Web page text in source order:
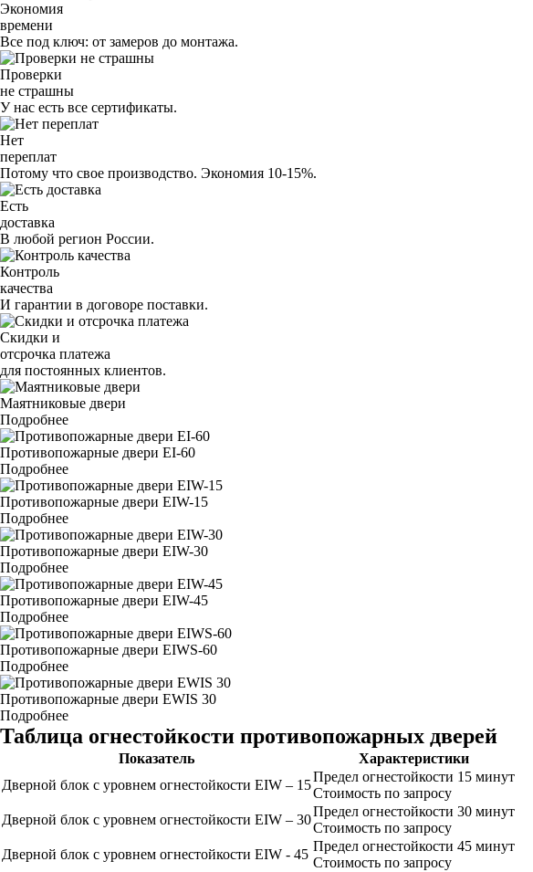
Экономия
времени
Все под ключ: от замеров до монтажа.
Проверки
не страшны
У нас есть все сертификаты.
Нет
переплат
Потому что свое производство. Экономия 10-15%.
Есть
доставка
В любой регион России.
Контроль
качества
И гарантии в договоре поставки.
Скидки и
отсрочка платежа
для постоянных клиентов.
Маятниковые двери
Подробнее
Противопожарные двери EI-60
Подробнее
Противопожарные двери EIW-15
Подробнее
Противопожарные двери EIW-30
Подробнее
Противопожарные двери EIW-45
Подробнее
Противопожарные двери EIWS-60
Подробнее
Противопожарные двери EWIS 30
Подробнее
Таблица огнестойкости противопожарных дверей
Показатель
Характеристики
Дверной блок с уровнем огнестойкости EIW – 15
Предел огнестойкости 15 минут
Стоимость по запросу
Дверной блок с уровнем огнестойкости EIW – 30
Предел огнестойкости 30 минут
Стоимость по запросу
Дверной блок с уровнем огнестойкости EIW - 45
Предел огнестойкости 45 минут
Стоимость по запросу